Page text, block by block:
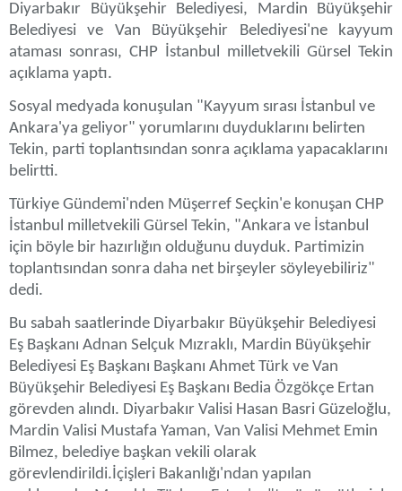
Diyarbakır Büyükşehir Belediyesi, Mardin Büyükşehir
Belediyesi ve Van Büyükşehir Belediyesi'ne kayyum
ataması sonrası, CHP İstanbul milletvekili Gürsel Tekin
açıklama yaptı.
Sosyal medyada konuşulan "Kayyum sırası İstanbul ve
Ankara'ya geliyor" yorumlarını duyduklarını belirten
Tekin, parti toplantısından sonra açıklama yapacaklarını
belirtti.
Türkiye Gündemi'nden Müşerref Seçkin'e konuşan CHP
İstanbul milletvekili Gürsel Tekin, "Ankara ve İstanbul
için böyle bir hazırlığın olduğunu duyduk. Partimizin
toplantısından sonra daha net birşeyler söyleyebiliriz"
dedi.
Bu sabah saatlerinde Diyarbakır Büyükşehir Belediyesi
Eş Başkanı Adnan Selçuk Mızraklı, Mardin Büyükşehir
Belediyesi Eş Başkanı Başkanı Ahmet Türk ve Van
Büyükşehir Belediyesi Eş Başkanı Bedia Özgökçe Ertan
görevden alındı. Diyarbakır Valisi Hasan Basri Güzeloğlu,
Mardin Valisi Mustafa Yaman, Van Valisi Mehmet Emin
Bilmez, belediye başkan vekili olarak
görevlendirildi.İçişleri Bakanlığı'ndan yapılan